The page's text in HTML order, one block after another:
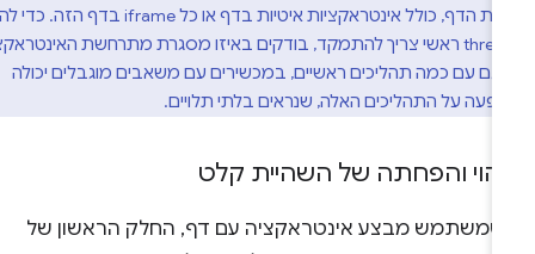
ידווח ברמת הדף, כולל אינטראקציות איטיות בדף או כל iframe בדף הזה. כדי להבין
באיזה thread ראשי צריך להתמקד, בודקים באיזו מסגרת מתרחשת האינטראקציה.
עם כמה תהליכים ראשיים, במכשירים עם משאבים מוגבלים יכולה
על התהליכים האלה, שנראים בלתי תלויים.
והפחתה של השהיית קלט
מבצע אינטראקציה עם דף, החלק הראשון של